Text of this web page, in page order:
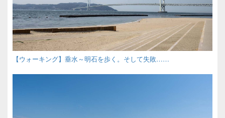
【ウォーキング】垂水～明石を歩く。そして失敗……